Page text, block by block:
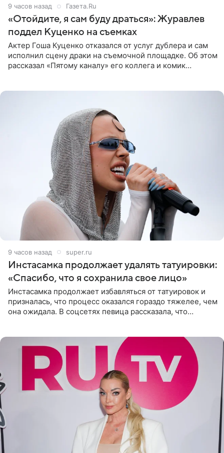
9 часов назад Газета.Ru
«Отойдите, я сам буду драться»: Журавлев
поддел Куценко на съемках
Актер Гоша Куценко отказался от услуг дублера и сам
исполнил сцену драки на съемочной площадке. Об этом
рассказал «Пятому каналу» его коллега и комик
9 часов назад super.ru
Инстасамка продолжает удалять татуировки:
«Спасибо, что я сохранила свое лицо»
Инстасамка продолжает избавляться от татуировок и
призналась, что процесс оказался гораздо тяжелее, чем
она ожидала. В соцсетях певица рассказала, что